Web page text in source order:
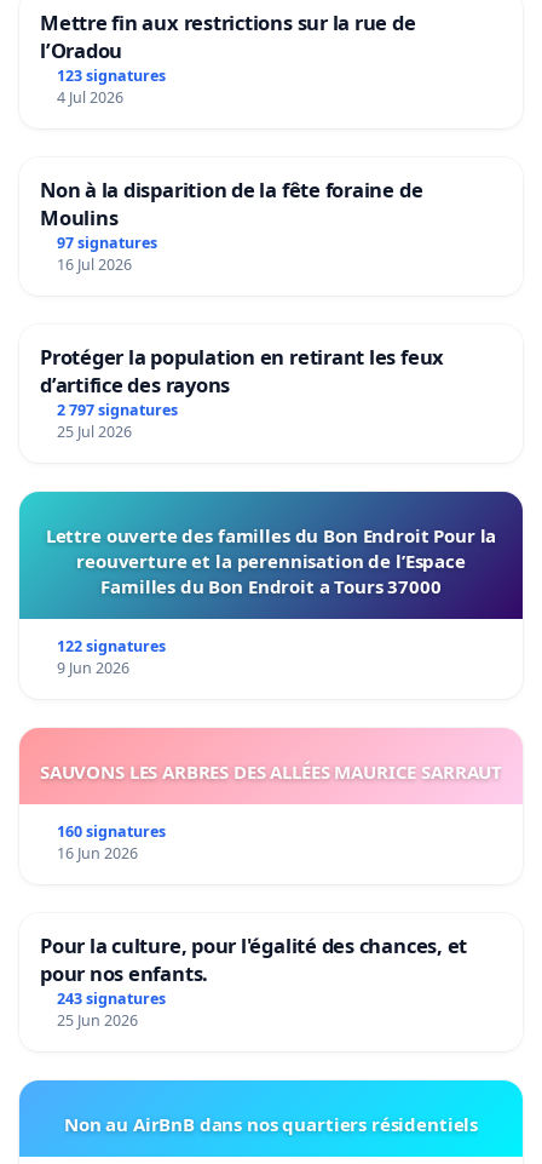
Mettre fin aux restrictions sur la rue de
l’Oradou
123 signatures
4 Jul 2026
Non à la disparition de la fête foraine de
Moulins
97 signatures
16 Jul 2026
Protéger la population en retirant les feux
d’artifice des rayons
2 797 signatures
25 Jul 2026
Lettre ouverte des familles du Bon Endroit Pour la
reouverture et la perennisation de l’Espace
Familles du Bon Endroit a Tours 37000
122 signatures
9 Jun 2026
SAUVONS LES ARBRES DES ALLÉES MAURICE SARRAUT
160 signatures
16 Jun 2026
Pour la culture, pour l'égalité des chances, et
pour nos enfants.
243 signatures
25 Jun 2026
Non au AirBnB dans nos quartiers résidentiels